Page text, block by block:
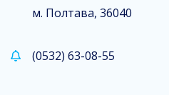
м. Полтава, 36040
(0532) 63-08-55